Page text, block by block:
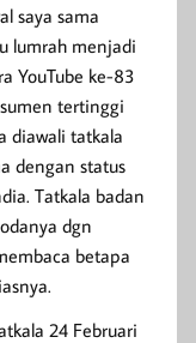
saya sama
lumrah menjadi
YouTube ke-83
tertinggi
diawali tatkala
dengan status
Tatkala badan
dgn
betapa
24 Februari